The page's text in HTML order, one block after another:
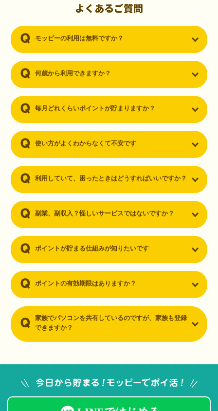
（30代・男性）
ーを知りました。クレジットカードを発行するだけでポイントが貯ま
るならと無料登録して、クレジットカードの発行やアプリダウンロー
よくあるご質問
モッピーの利用は無料ですか？
何歳から利用できますか？
毎月どれくらいポイントが貯まりますか？
使い方がよくわからなくて不安です
利用していて、困ったときはどうすればいいですか？
副業、副収入？怪しいサービスではないですか？
ポイントが貯まる仕組みが知りたいです
ポイントの有効期限はありますか？
家族でパソコンを共有しているのですが、家族も登録
できますか？